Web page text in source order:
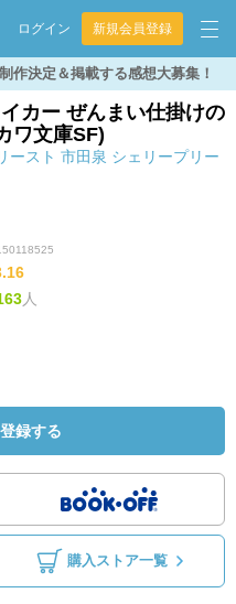
ログイン 新規会員登録
作決定＆掲載する感想大募集！
カー ぜんまい仕掛けの
ワ文庫SF)
ースト 市田泉 シェリープリー
人
録する
購入ストア一覧